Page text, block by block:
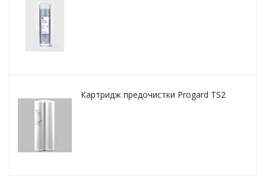
Картридж предочистки Progard TS2